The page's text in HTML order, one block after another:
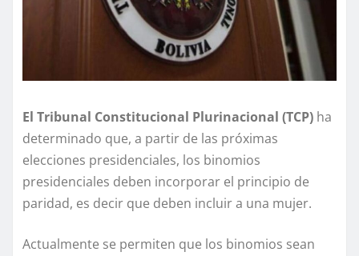
El Tribunal Constitucional Plurinacional (TCP) ha
determinado que, a partir de las próximas
elecciones presidenciales, los binomios
presidenciales deben incorporar el principio de
paridad, es decir que deben incluir a una mujer.
Actualmente se permiten que los binomios sean